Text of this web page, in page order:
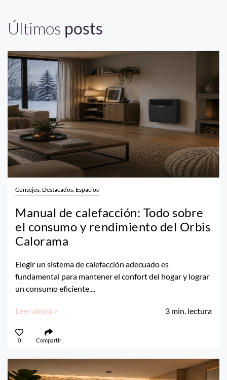
Últimos posts
Consejos, Destacados, Espacios
Manual de calefacción: Todo sobre
el consumo y rendimiento del Orbis
Calorama
Elegir un sistema de calefacción adecuado es
fundamental para mantener el confort del hogar y lograr
un consumo eficiente....
Leer ahora > 3 min. lectura
0 Compartir